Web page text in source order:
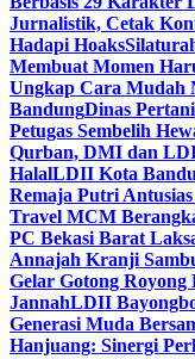
Jurnalistik, Cetak
Hadapi Hoaks
Membuat Momen
Ungkap Cara Mudah
BandungDinas
Petugas Sembelih
Qurban, DMI dan
HalalLDII Kota
Remaja Putri
Travel MCM
PC Bekasi Barat
Annajah Kranji
Gelar Gotong
JannahLDII
Generasi Muda
Hanjuang: Sinergi